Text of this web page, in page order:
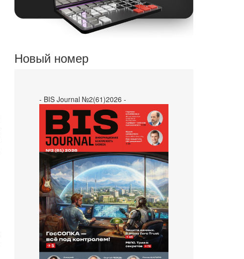
Новый номер
- BIS Journal №2(61)2026 -